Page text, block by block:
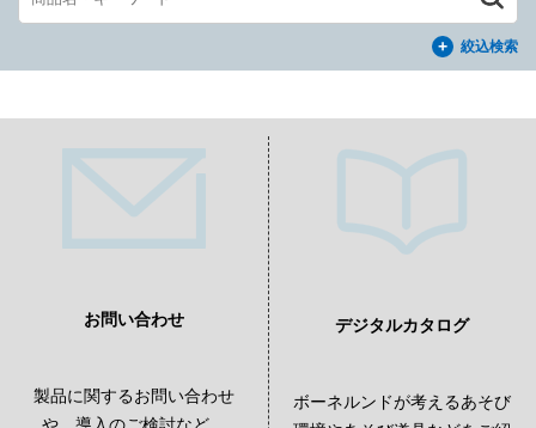
絞込検索
お問い合わせ
製品に関するお問い合わせ
デジタルカタログ
ボーネルンドが考えるあそび